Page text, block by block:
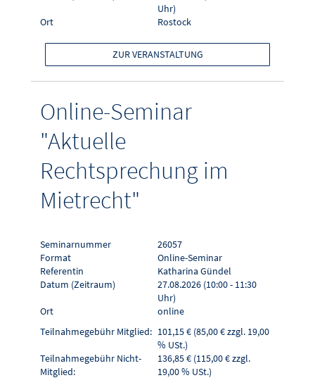
Uhr)
Ort
Rostock
ZUR VERANSTALTUNG
Online-Seminar
"Aktuelle
Rechtsprechung im
Mietrecht"
Seminarnummer
26057
Format
Online-Seminar
Referentin
Katharina Gündel
Datum (Zeitraum)
27.08.2026 (10:00 - 11:30
Uhr)
Ort
online
Teilnahmegebühr Mitglied: 101,15 € (85,00 € zzgl. 19,00
% USt.)
Teilnahmegebühr Nicht-
Mitglied:
136,85 € (115,00 € zzgl.
19,00 % USt.)